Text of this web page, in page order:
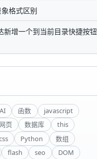
格式区别
增一个到当前目录快捷按钮
AI 函数
javascript
网页 数据库
this
Python
数组
flash seo DOM